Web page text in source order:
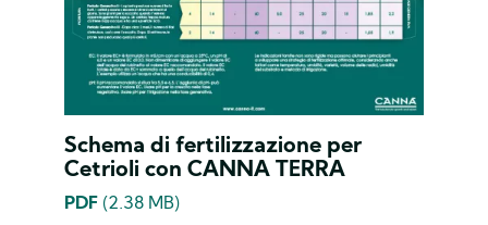
Schema di fertilizzazione per
Cetrioli con CANNA TERRA
PDF (2.38 MB)